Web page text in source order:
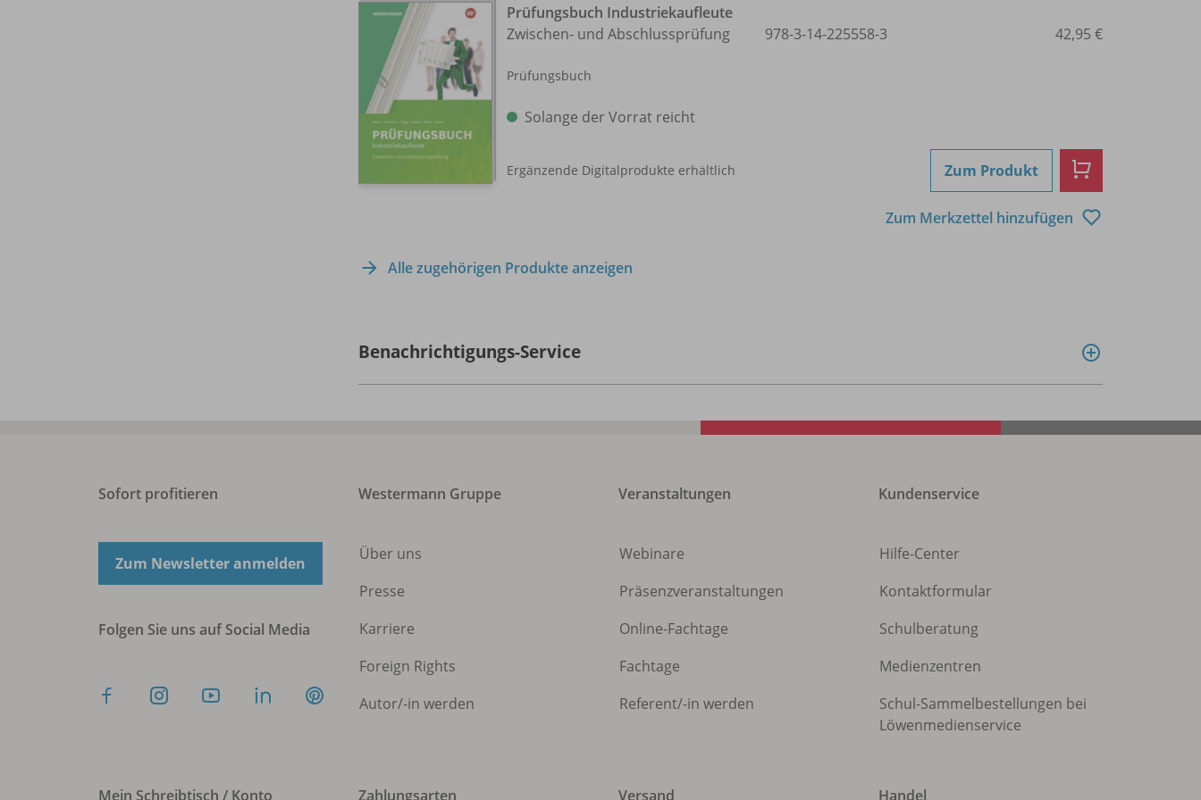
Prüfungsbuch Industriekaufleute
Zwischen- und Abschlussprüfung
Prüfungsbuch
Solange der Vorrat reicht
Ergänzende Digitalprodukte erhältlich
978-3-14-225558-3 42,95 €
Zum Produkt
Zum Merkzettel hinzufügen
Alle zugehörigen Produkte anzeigen
Benachrichtigungs-Service
Sofort profitieren
Zum Newsletter anmelden
Folgen Sie uns auf Social Media
Westermann Gruppe
Über uns
Presse
Karriere
Foreign Rights
Autor/-in werden
Veranstaltungen
Webinare
Präsenzveranstaltungen
Online-Fachtage
Fachtage
Referent/-in werden
Kundenservice
Hilfe-Center
Kontaktformular
Schulberatung
Medienzentren
Schul-Sammelbestellungen bei
Löwenmedienservice
Mein Schreibtisch / Konto Zahlungsarten Versand Handel